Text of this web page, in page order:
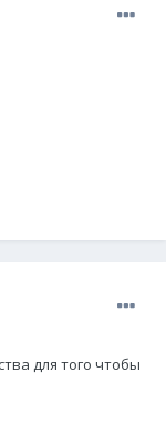
для того чтобы